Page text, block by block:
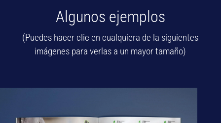
Algunos ejemplos
(Puedes hacer clic en cualquiera de la siguientes
imágenes para verlas a un mayor tamaño)